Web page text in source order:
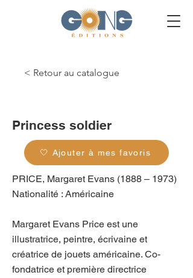
< Retour au catalogue
Princess soldier
🤍 Ajouter à mes favoris
PRICE, Margaret Evans (1888 – 1973)
Nationalité : Américaine
Margaret Evans Price est une
illustratrice, peintre, écrivaine et
créatrice de jouets américaine. Co-
fondatrice et première directrice